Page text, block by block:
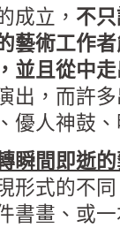
成立， 不
藝術工作
並且從中
出，而許
優人神鼓
瞬間即逝
形式的不
書畫、或